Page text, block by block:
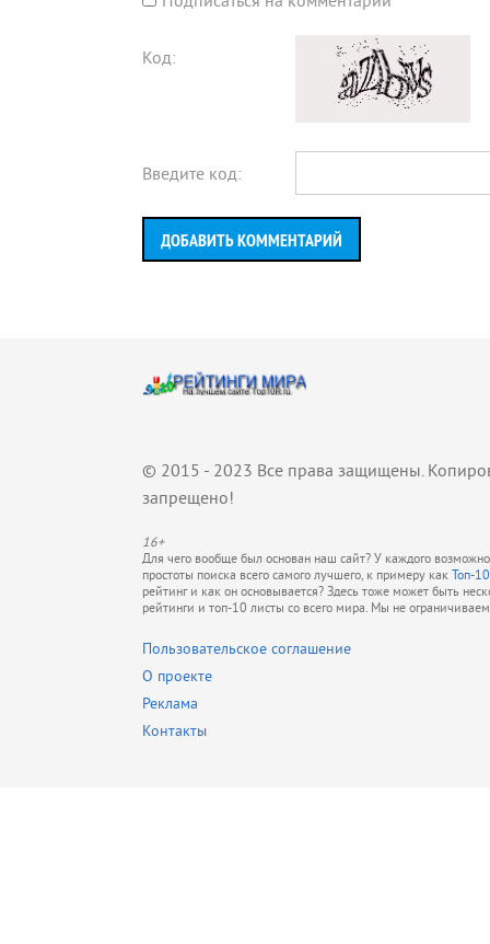
Код:
Введите код:
ДОБАВИТЬ КОММЕНТАРИЙ
© 2015 - 2023 Все права защищены.
запрещено!
16+
Для чего вообще был основан наш сайт? У каждого
простоты поиска всего самого лучшего, к примеру как Топ-
рейтинг и как он основывается? Здесь тоже может быть
рейтинги и топ-10 листы со всего мира. Мы не
Пользовательское соглашение
О проекте
Реклама
Контакты